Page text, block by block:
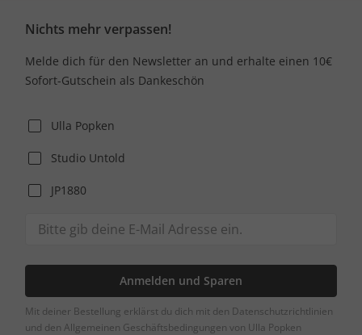
Nichts mehr verpassen!
Melde dich für den Newsletter an und erhalte einen 10€
Sofort-Gutschein als Dankeschön
Ulla Popken
Studio Untold
JP1880
Anmelden und Sparen
Mit deiner Bestellung erklärst du dich mit den Datenschutzrichtlinien
und den Allgemeinen Geschäftsbedingungen von Ulla Popken